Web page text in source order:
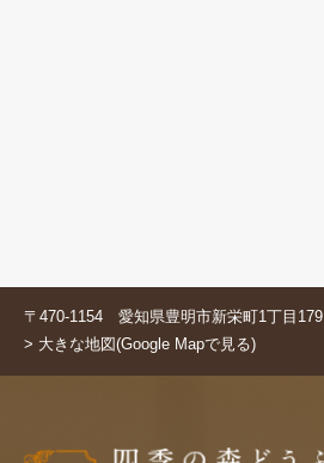
〒470-1154 愛知県豊明市新栄町1丁目179
> 大きな地図(Google Mapで見る)